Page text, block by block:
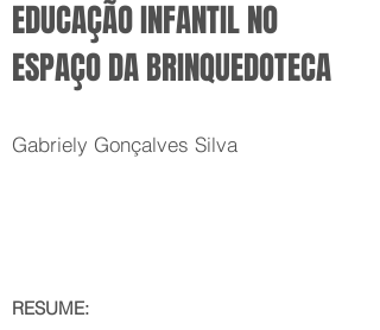
EDUCAÇÃO INFANTIL NO
ESPAÇO DA BRINQUEDOTECA
Gabriely Gonçalves Silva
RESUME: